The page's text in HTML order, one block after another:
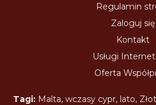
Regulamin
Zaloguj się
Kontakt
Usługi
Oferta
Tagi: Malta,wczasy cypr, lato,